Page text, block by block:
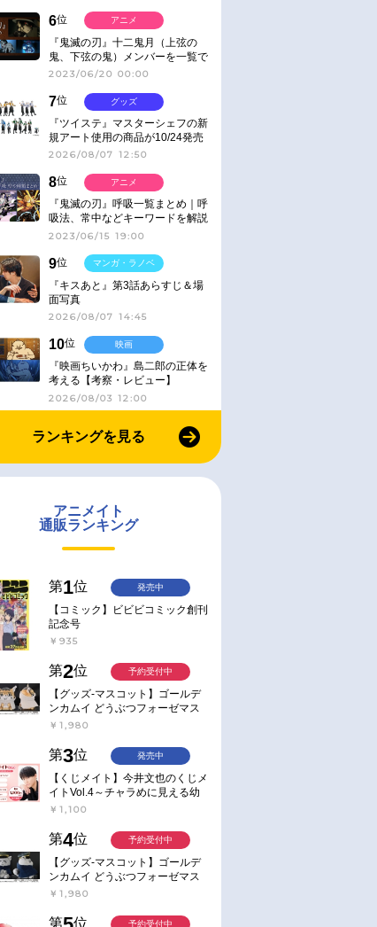
6位
『鬼滅の刃』十二鬼月（上弦の
鬼、下弦の鬼）メンバーを一覧で
紹介＆解説（登場鬼の情報まと
2023/06/20 00:00
アニメ
7位
『ツイステ』マスターシェフの新
規アート使用の商品が10/24発売
2026/08/07 12:50
グッズ
8位
『鬼滅の刃』呼吸一覧まとめ｜呼
吸法、常中などキーワードを解説
2023/06/15 19:00
アニメ
9位
『キスあと』第3話あらすじ＆場
面写真
2026/08/07 14:45
マンガ・ラノベ
10位
『映画ちいかわ』島二郎の正体を
考える【考察・レビュー】
2026/08/03 12:00
映画
ランキングを見る
アニメイト
通販ランキング
第1位
【コミック】ビビビコミック創刊
記念号
￥935
発売中
第2位
【グッズ-マスコット】ゴールデ
ンカムイ どうぶつフォーゼマス
コット 4.尾形百之助【再販】
￥1,980
予約受付中
第3位
【くじメイト】今井文也のくじメ
イトVol.4～チャラめに見える幼
馴染、実は一途で独占欲が強いん
￥1,100
発売中
第4位
【グッズ-マスコット】ゴールデ
ンカムイ どうぶつフォーゼマス
コット 5.月島軍曹【再販】
￥1,980
予約受付中
第 位 予約受付中